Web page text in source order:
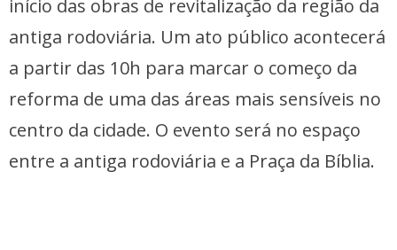
início das obras de revitalização da região da
antiga rodoviária. Um ato público acontecerá
a partir das 10h para marcar o começo da
reforma de uma das áreas mais sensíveis no
centro da cidade. O evento será no espaço
entre a antiga rodoviária e a Praça da Bíblia.